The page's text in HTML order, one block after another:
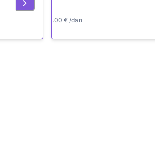
≈ 0.00 € /dan